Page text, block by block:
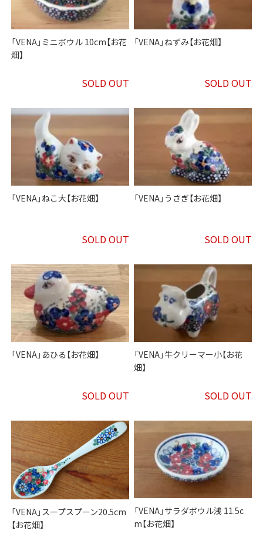
「VENA」ミニボウル 10cm【お花
畑】
SOLD OUT
「VENA」ねずみ【お花畑】
SOLD OUT
「VENA」ねこ大【お花畑】
SOLD OUT
「VENA」うさぎ【お花畑】
SOLD OUT
「VENA」あひる【お花畑】
SOLD OUT
「VENA」牛クリーマー小【お花
畑】
SOLD OUT
「VENA」スープスプーン20.5cm
【お花畑】
「VENA」サラダボウル浅 11.5c
m【お花畑】